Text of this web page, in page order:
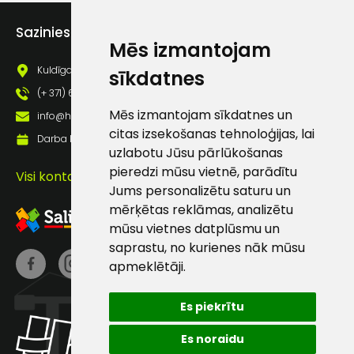
Mēs izmantojam
sīkdatnes
Mēs izmantojam sīkdatnes un
citas izsekošanas tehnoloģijas, lai
uzlabotu Jūsu pārlūkošanas
pieredzi mūsu vietnē, parādītu
Jums personalizētu saturu un
mērķētas reklāmas, analizētu
mūsu vietnes datplūsmu un
saprastu, no kurienes nāk mūsu
apmeklētāji.
Es piekrītu
Es noraidu
Sazinies ar mums
Kuldīgas iela 69a, Saldus, Saldus nov., LV - 3801
(+ 371) 63 881 186
info@hards.lv
Darba laiks: Darbadienās: 8:00 - 17:00
Visi kontakti
Sūtīt ziņojumu
Klientu
atbalsts
Darbdienās:
8:00 – 17:00
info@hards.lv